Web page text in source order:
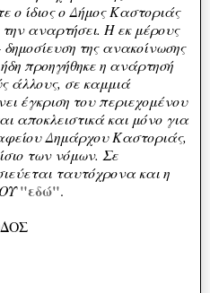
ο ίδιος ο Δήμος Καστοριάς
αναρτήσει. Η εκ μέρους
της ανακοίνωσης
προηγήθηκε η ανάρτησή
άλλους, σε καμμιά
έγκριση του περιεχομένου
αποκλειστικά και μόνο για
Δημάρχου Καστοριάς,
των νόμων. Σε
ταυτόχρονα και η
"εδώ".